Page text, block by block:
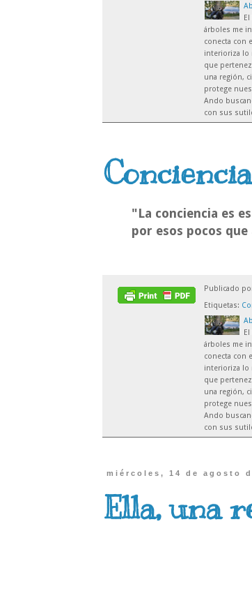
árboles me
conecta con
interioriza lo
que
una región,
protege
Ando
con sus
Conciencia
"La conciencia es
por esos pocos
Publicado
Etiquetas:
árboles me
conecta con
interioriza lo
que
una región,
protege
Ando
con sus
miércoles, 14 de agosto
Ella, una